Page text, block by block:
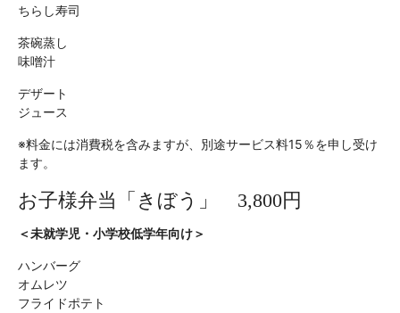
ちらし寿司
茶碗蒸し
味噌汁
デザート
ジュース
※料金には消費税を含みますが、別途サービス料15％を申し受け
ます。
お子様弁当「きぼう」 3,800円
＜未就学児・小学校低学年向け＞
ハンバーグ
オムレツ
フライドポテト